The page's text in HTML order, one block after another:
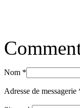
Nom *
Adresse de messagerie